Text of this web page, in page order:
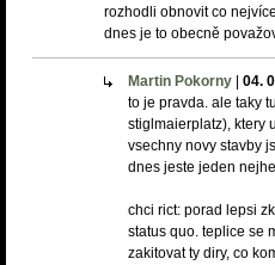
rozhodli obnovit co
dnes je to obecně
Martin Pokorny 04.
to je pravda. ale taky
stiglmaierplatz), ktery
vsechny novy stavby
dnes jeste jeden
chci rict: porad lepsi
status quo. teplice se
zakitovat ty diry, co